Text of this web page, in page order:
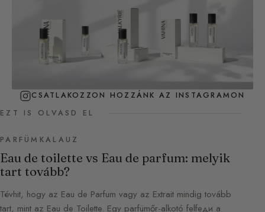
CSATLAKOZZON HOZZÁNK AZ INSTAGRAMON
EZT IS OLVASD EL
PARFÜMKALAUZ
Eau de toilette vs Eau de parfum: melyik
tart tovább?
Tévhit, hogy az Eau de Parfum vagy az Extrait mindig tovább
tart, mint az Eau de Toilette. Egy parfümőr-alkotó felfeди a